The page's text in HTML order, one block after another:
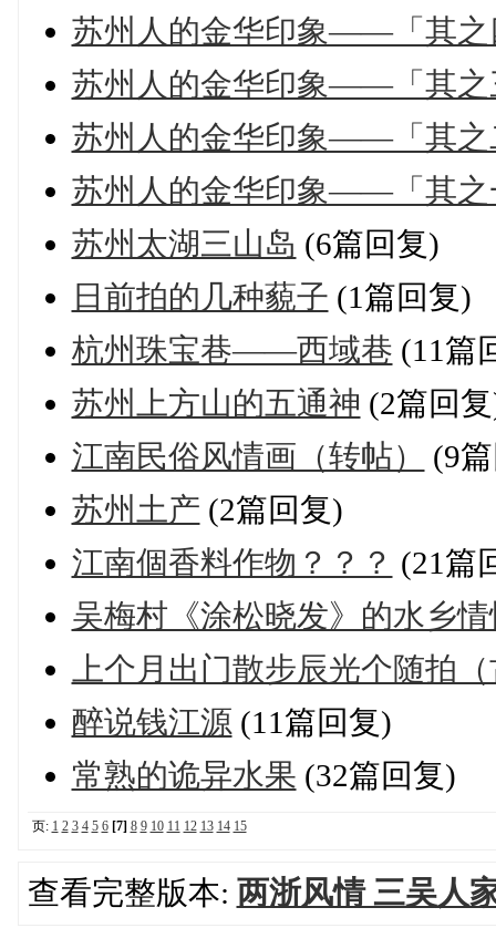
苏州人的金华印象——「其之
苏州人的金华印象——「其之
苏州人的金华印象——「其之
苏州人的金华印象——「其之
苏州太湖三山岛 (6篇回复)
日前拍的几种藐子 (1篇回复)
杭州珠宝巷——西域巷 (11篇
苏州上方山的五通神 (2篇回
江南民俗风情画（转帖）
(9
苏州土产 (2篇回复)
江南個香料作物？？？ (21篇
吴梅村《涂松晓发》的水乡情
上个月出门散步辰光个随拍
醉说钱江源 (11篇回复)
常熟的诡异水果 (32篇回复)
页: 1 2 3 4 5 6 [7] 8 9 10 11 12 13 14 15
查看完整版本: 两浙风情 三吴人